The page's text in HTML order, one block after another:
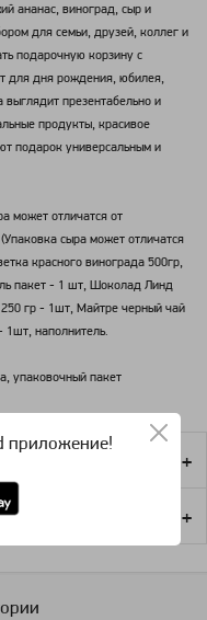
ананас, виноград, сыр и
для семьи, друзей, коллег и
подарочную корзину с
для дня рождения, юбилея,
презентабельно и
продукты, красивое
подарок универсальным и
может отличатся от
сыра может отличатся
красного винограда 500гр,
пакет - 1 шт, Шоколад Линд
гр - 1шт, Майтре черный чай
1шт, наполнитель.
упаковочный пакет
приложение!